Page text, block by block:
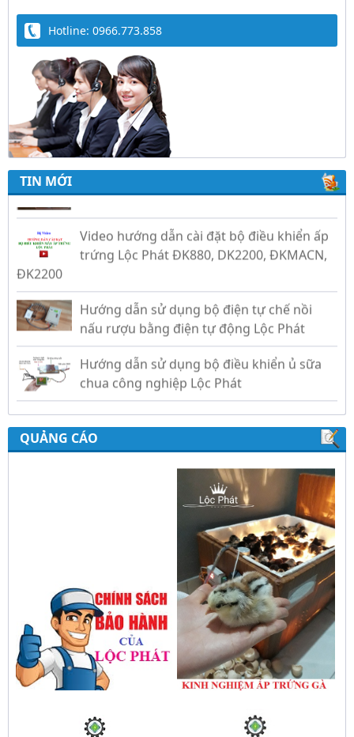
Hotline: 0966.773.858
TIN MỚI
Trứng Giả Lộc Phát Có Nước - Giải Pháp Ấp
Hiệu Quả Cho Gà, Vịt, Bồ Câu
Video hướng dẫn cài đặt bộ điều khiển ấp
trứng Lộc Phát ĐK880, DK2200, ĐKMACN,
ĐK2200
Hướng dẫn sử dụng bộ điện tự chế nồi
nấu rượu bằng điện tự động Lộc Phát
Hướng dẫn sử dụng bộ điều khiển ủ sữa
chua công nghiệp Lộc Phát
Hướng dẫn sử dụng bộ điều khiển độ ẩm
gold, nhiệt độ và ánh sáng tự động Lộc
Phát
QUẢNG CÁO